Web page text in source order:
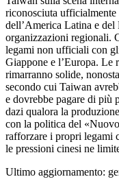
riconosciuta
dell’America Latina e del
organizzazioni regionali.
legami non ufficiali con
Giappone e l’Europa.
rimarranno solide,
secondo cui Taiwan
e dovrebbe pagare di più
dazi qualora la
con la politica del
rafforzare i propri legami
le pressioni cinesi ne
Ultimo aggiornamento: